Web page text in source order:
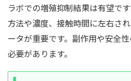
ラボでの増殖抑制結果は有望で
方法や濃度、接触時間に左右さ
ータが重要です。副作用や安全
必要があります。